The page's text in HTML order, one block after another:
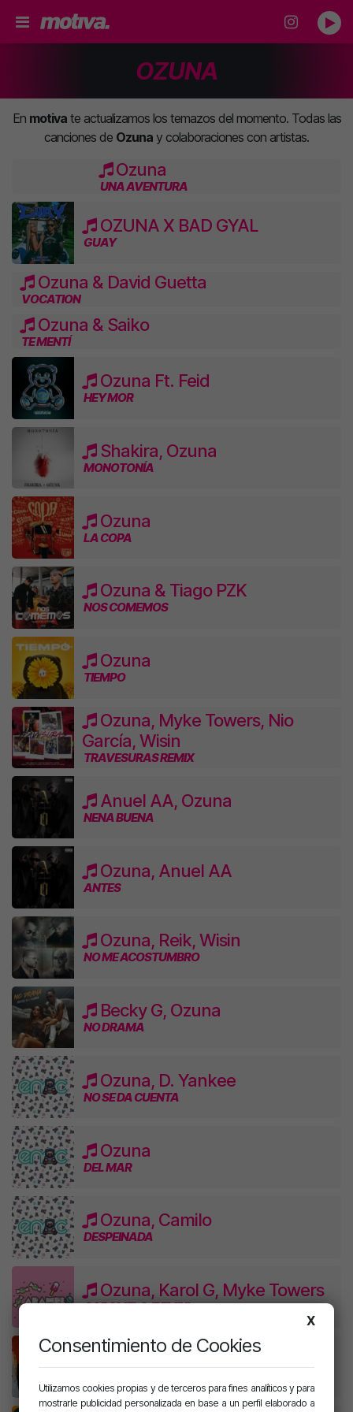
OZUNA
En motivate actualizamos los temazos del momento. Todas las
canciones de Ozuna y colaboraciones con artistas.
⁠Ozuna
UNA AVENTURA
OZUNA X BAD GYAL
GUAY
Ozuna & David Guetta
VOCATION
Ozuna & Saiko
TE MENTÍ
Ozuna Ft. Feid
HEY MOR
Shakira, Ozuna
MONOTONÍA
Ozuna
LA COPA
Ozuna & Tiago PZK
NOS COMEMOS
Ozuna
TIEMPO
Ozuna, Myke Towers, Nio
García, Wisin
TRAVESURAS REMIX
Anuel AA, Ozuna
NENA BUENA
Ozuna, Anuel AA
ANTES
Ozuna, Reik, Wisin
NO ME ACOSTUMBRO
Becky G, Ozuna
NO DRAMA
Ozuna, D. Yankee
NO SE DA CUENTA
Ozuna
DEL MAR
Ozuna, Camilo
DESPEINADA
Ozuna, Karol G, Myke Towers
CARAMELO (REMIX)
X
Consentimiento de Cookies
Utilizamos cookies propias y de terceros para fines analíticos y para
mostrarle publicidad personalizada en base a un perfil elaborado a